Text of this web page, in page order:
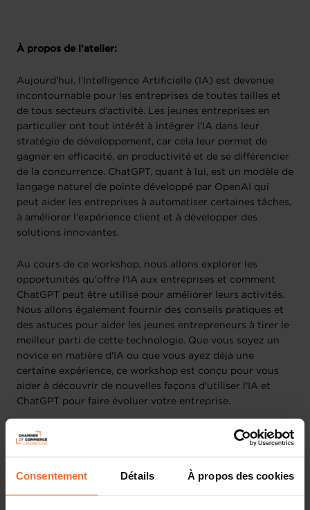
Consentement Détails À propos des cookies
À propos de l'atelier:
Aujourd'hui, l'Intelligence Artificielle (IA) est devenue
incontournable pour les entreprises de toutes tailles et
de tous secteurs d'activité. Les jeunes entreprises en
particulier ont tout intérêt à intégrer l'IA dans leur
stratégie de développement, car cela leur permet de
gagner en efficacité, en productivité et de se différencier
de la concurrence. ChatGPT, quant à lui, est un modèle de
langage naturel de pointe développé par OpenAI qui
peut aider les entreprises à automatiser certaines tâches,
à améliorer l'expérience client et à développer des
solutions innovantes.
Au cours de ce workshop, nous allons explorer les
opportunités qu'offre l'IA aux entreprises et comment
ChatGPT peut être utilisé pour améliorer leurs activités.
Nous allons également fournir des conseils pratiques et
des astuces pour aider les jeunes entrepreneurs à tirer le
meilleur parti de cette technologie. Que vous soyez un
novice en matière d'IA ou que vous ayez déjà une
certaine expérience, ce workshop est conçu pour vous
aider à découvrir de nouvelles façons d'utiliser l'IA et
ChatGPT pour faire évoluer votre entreprise.
Introduction